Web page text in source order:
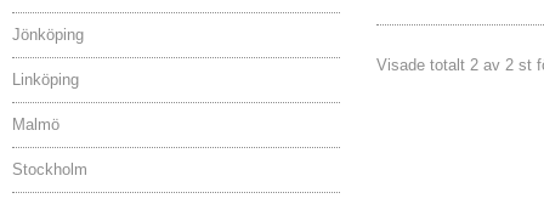
Jönköping
Linköping
Malmö
Stockholm
Visade totalt 2 av 2 st